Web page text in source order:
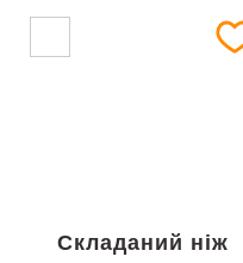
Складаний ніж